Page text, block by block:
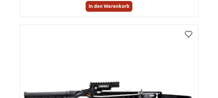
In den Warenkorb